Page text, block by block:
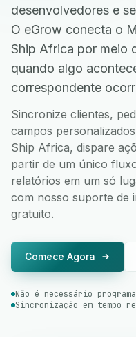
desenvolvedores e
O eGrow conecta o
Ship Africa por meio
quando algo
correspondente
Sincronize clientes,
campos
Ship Africa, dispare
partir de um único
relatórios em um só
com nosso suporte de
gratuito.
Comece Agora
Não é necessário
Sincronização em tempo